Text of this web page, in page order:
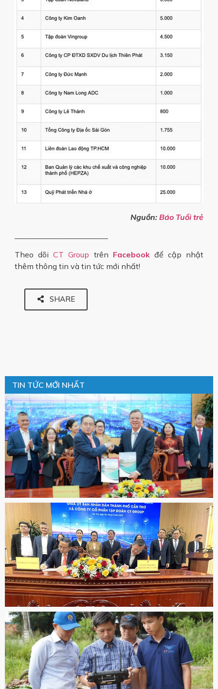
Nguồn: Báo Tuổi trẻ
Theo dõiCT Group trên Facebookđể cập nhật
thêm thông tin và tin tức mới nhất!
SHARE
TIN TỨC MỚI NHẤT